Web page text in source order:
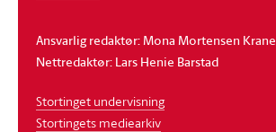
Ansvarlig redaktør: Mona Mortensen Krane
Nettredaktør: Lars Henie Barstad
Stortinget undervisning
Stortingets mediearkiv